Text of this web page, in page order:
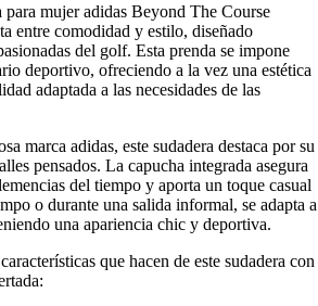
para mujer adidas Beyond The Course
entre comodidad y estilo, diseñado
del golf. Esta prenda se impone
deportivo, ofreciendo a la vez una estética
adaptada a las necesidades de las
marca adidas, este sudadera destaca por su
pensados. La capucha integrada asegura
del tiempo y aporta un toque casual
o durante una salida informal, se adapta a
una apariencia chic y deportiva.
que hacen de este sudadera con